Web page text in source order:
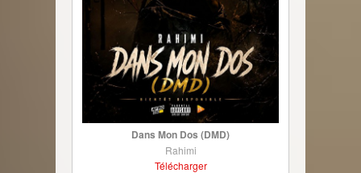
Dans Mon Dos (DMD)
Rahimi
Télécharger